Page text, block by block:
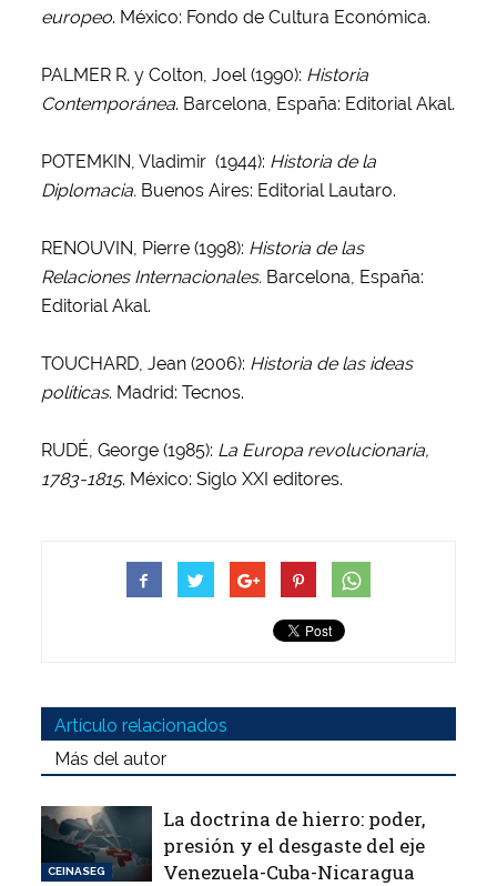
europeo. México: Fondo de Cultura Económica.
PALMER R. y Colton, Joel (1990): Historia
Contemporánea. Barcelona, España: Editorial Akal.
POTEMKIN, Vladimir (1944): Historia de la
Diplomacia. Buenos Aires: Editorial Lautaro.
RENOUVIN, Pierre (1998): Historia de las
Relaciones Internacionales. Barcelona, España:
Editorial Akal.
TOUCHARD, Jean (2006): Historia de las ideas
políticas. Madrid: Tecnos.
RUDÉ, George (1985): La Europa revolucionaria,
1783-1815. México: Siglo XXI editores.
Artículo relacionados
Más del autor
CEINASEG
La doctrina de hierro: poder,
presión y el desgaste del eje
Venezuela-Cuba-Nicaragua